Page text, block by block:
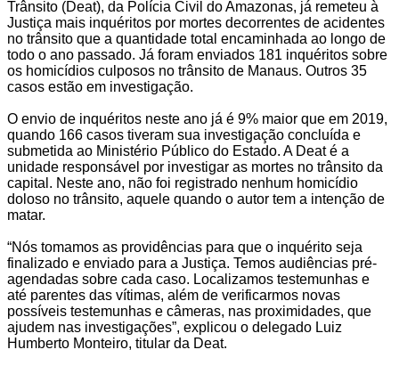
Trânsito (Deat), da Polícia Civil do Amazonas, já remeteu à
Justiça mais inquéritos por mortes decorrentes de acidentes
no trânsito que a quantidade total encaminhada ao longo de
todo o ano passado. Já foram enviados 181 inquéritos sobre
os homicídios culposos no trânsito de Manaus. Outros 35
casos estão em investigação.
O envio de inquéritos neste ano já é 9% maior que em 2019,
quando 166 casos tiveram sua investigação concluída e
submetida ao Ministério Público do Estado. A Deat é a
unidade responsável por investigar as mortes no trânsito da
capital. Neste ano, não foi registrado nenhum homicídio
doloso no trânsito, aquele quando o autor tem a intenção de
matar.
“Nós tomamos as providências para que o inquérito seja
finalizado e enviado para a Justiça. Temos audiências pré-
agendadas sobre cada caso. Localizamos testemunhas e
até parentes das vítimas, além de verificarmos novas
possíveis testemunhas e câmeras, nas proximidades, que
ajudem nas investigações”, explicou o delegado Luiz
Humberto Monteiro, titular da Deat.